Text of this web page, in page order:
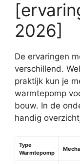
2026]
De ervaringen
verschillend.
praktijk kun je
warmtepomp
bouw. In de
handig
Type
Warmtepomp